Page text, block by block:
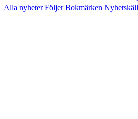
Alla nyheterFöljerBokmärken